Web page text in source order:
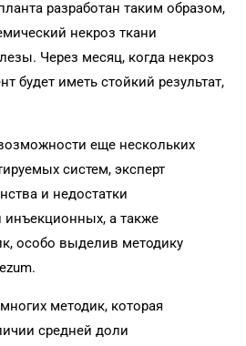
разработан таким образом,
некроз ткани
Через месяц, когда некроз
будет иметь стойкий результат,
еще нескольких
систем, эксперт
и недостатки
инъекционных, а также
особо выделив методику
методик, которая
средней доли